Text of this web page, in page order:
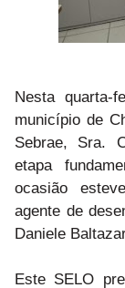
Nesta quarta-
município de
Sebrae, Sra.
etapa
ocasião
agente de
Daniele
Este SELO